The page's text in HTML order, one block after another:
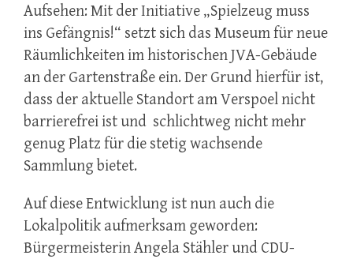
Aufsehen: Mit der Initiative „Spielzeug muss
ins Gefängnis!“ setzt sich das Museum für neue
Räumlichkeiten im historischen JVA-Gebäude
an der Gartenstraße ein. Der Grund hierfür ist,
dass der aktuelle Standort am Verspoel nicht
barrierefrei ist und schlichtweg nicht mehr
genug Platz für die stetig wachsende
Sammlung bietet.
Auf diese Entwicklung ist nun auch die
Lokalpolitik aufmerksam geworden:
Bürgermeisterin Angela Stähler und CDU-